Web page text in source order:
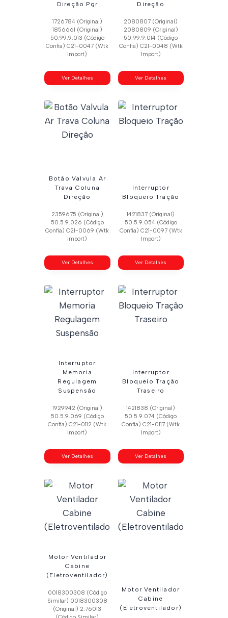
Direção Pgr
1726784 (Original)
1856661 (Original)
50.99.9.013 (Código
Confia) C21-0047 (Wtk
Import)
Ver Detalhes
Direção
2080807 (Original)
2080809 (Original)
50.99.9.014 (Código
Confia) C21-0048 (Wtk
Import)
Ver Detalhes
Botão Valvula Ar
Trava Coluna
Direção
2359675 (Original)
50.5.9.026 (Código
Confia) C21-0069 (Wtk
Import)
Ver Detalhes
Interruptor
Bloqueio Tração
1421837 (Original)
50.5.9.054 (Código
Confia) C21-0097 (Wtk
Import)
Ver Detalhes
Interruptor
Memoria
Regulagem
Suspensão
1929942 (Original)
50.5.9.069 (Código
Confia) C21-0112 (Wtk
Import)
Ver Detalhes
Interruptor
Bloqueio Tração
Traseiro
1421838 (Original)
50.5.9.074 (Código
Confia) C21-0117 (Wtk
Import)
Ver Detalhes
Motor Ventilador
Cabine
(Eletroventilador)
0018300308 (Código
Similar) 0018300308
(Original) 2.76013
Motor Ventilador
Cabine
(Eletroventilador)